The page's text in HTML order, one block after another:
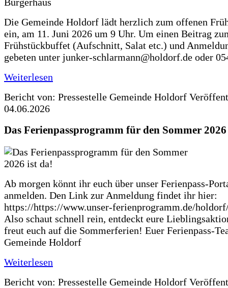
Die Gemeinde Holdorf lädt herzlich zum offenen
ein, am 11. Juni 2026 um 9 Uhr. Um einen Beitrag
Frühstückbuffet (Aufschnitt, Salat etc.) und
gebeten unter junker-schlarmann@holdorf.de oder
Weiterlesen
Bericht von: Pressestelle Gemeinde Holdorf
04.06.2026
Das Ferienpassprogramm für den Sommer
Ab morgen könnt ihr euch über unser Ferienpass-
anmelden. Den Link zur Anmeldung findet ihr hier:
https://https://www.unser-ferienprogramm.de/
Also schaut schnell rein, entdeckt eure
freut euch auf die Sommerferien! Euer Ferienpass-
Gemeinde Holdorf
Weiterlesen
Bericht von: Pressestelle Gemeinde Holdorf